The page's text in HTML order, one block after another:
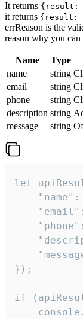
It returns {result:
it returns {result:
errReason is the
reason why you can
Name Type
name
string
email
string
phone
string
description string
message
string
let
"name":
});
if